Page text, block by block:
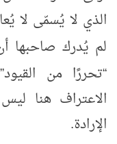
الذي لا يُسمّى لا
لم يُدرك صاحبها
“تحررًا من القيود”
الاعتراف هنا
الإرادة.